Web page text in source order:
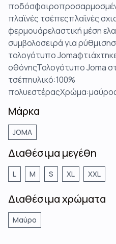
πλαϊνές τσέπεςπλαϊνές
φερμουάρελαστική μέση
συμβολοσειρά για
τολογότυπο
οθόνηςΤολογότυπο Joma
τσέπηυλικό:100%
Μάρκα
JOMA
Διαθέσιμα μεγέθη
L M S XL XXL
Διαθέσιμα χρώματα
Μαύρο